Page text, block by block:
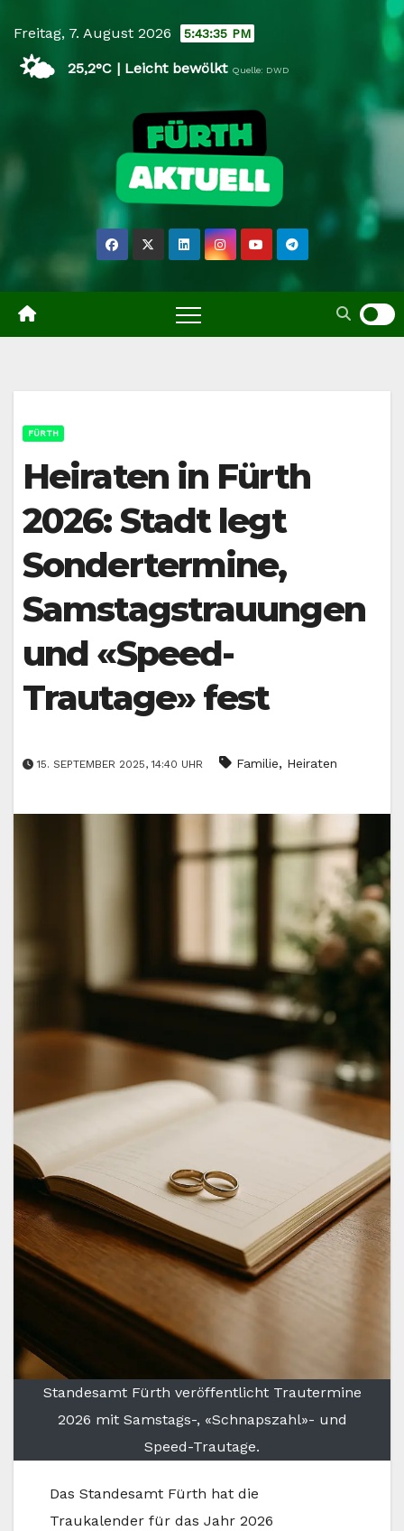
content
Freitag, 7. August 2026 5:43:36 PM
🌤️ 25,2°C | Leicht bewölkt Quelle: DWD
FÜRTH
Heiraten in Fürth
2026: Stadt legt
Sondertermine,
Samstagstrauungen
und «Speed-
Trautage» fest
15. SEPTEMBER 2025, 14:40 UHR Familie, Heiraten
Standesamt Fürth veröffentlicht Trautermine
2026 mit Samstags-, «Schnapszahl»- und
Speed-Trautage.
Das Standesamt Fürth hat die
Traukalender für das Jahr 2026